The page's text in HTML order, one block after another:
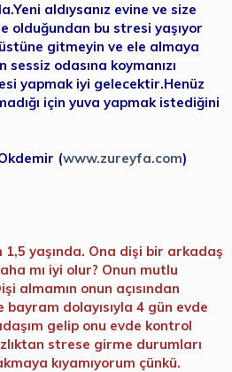
aldıysanız evine ve size
olduğundan bu stresi yaşıyor
gitmeyin ve ele almaya
sessiz odasına koymanızı
yapmak iyi gelecektir.Henüz
için yuva yapmak istediğini
(www.zureyfa.com)
yaşında. Ona dişi bir arkadaş
mı iyi olur? Onun mutlu
almamın onun açısından
bayram dolayısıyla 4 gün evde
gelip onu evde kontrol
strese girme durumları
kıyamıyorum çünkü.